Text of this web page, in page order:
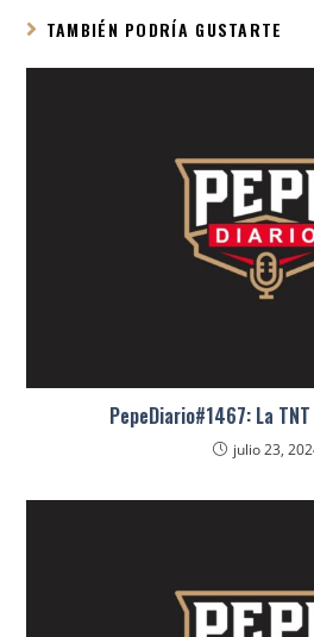
TAMBIÉN PODRÍA GUSTARTE
PepeDiario#1467: La
julio 23,